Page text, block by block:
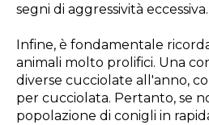
segni di aggressività eccessiva.
Infine, è fondamentale
animali molto prolifici. Una
diverse cucciolate all'anno,
per cucciolata. Pertanto, se
popolazione di conigli in